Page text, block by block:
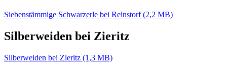
Siebenstämmige Schwarzerle bei Reinstorf (2,2 MB)
Silberweiden bei Zieritz
Silberweiden bei Zieritz (1,3 MB)